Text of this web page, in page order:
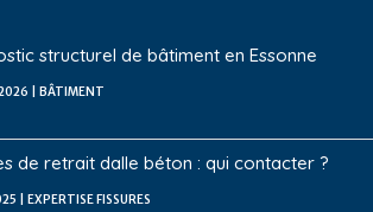
structurel de bâtiment en Essonne
BÂTIMENT
de retrait dalle béton : qui contacter ?
EXPERTISE FISSURES